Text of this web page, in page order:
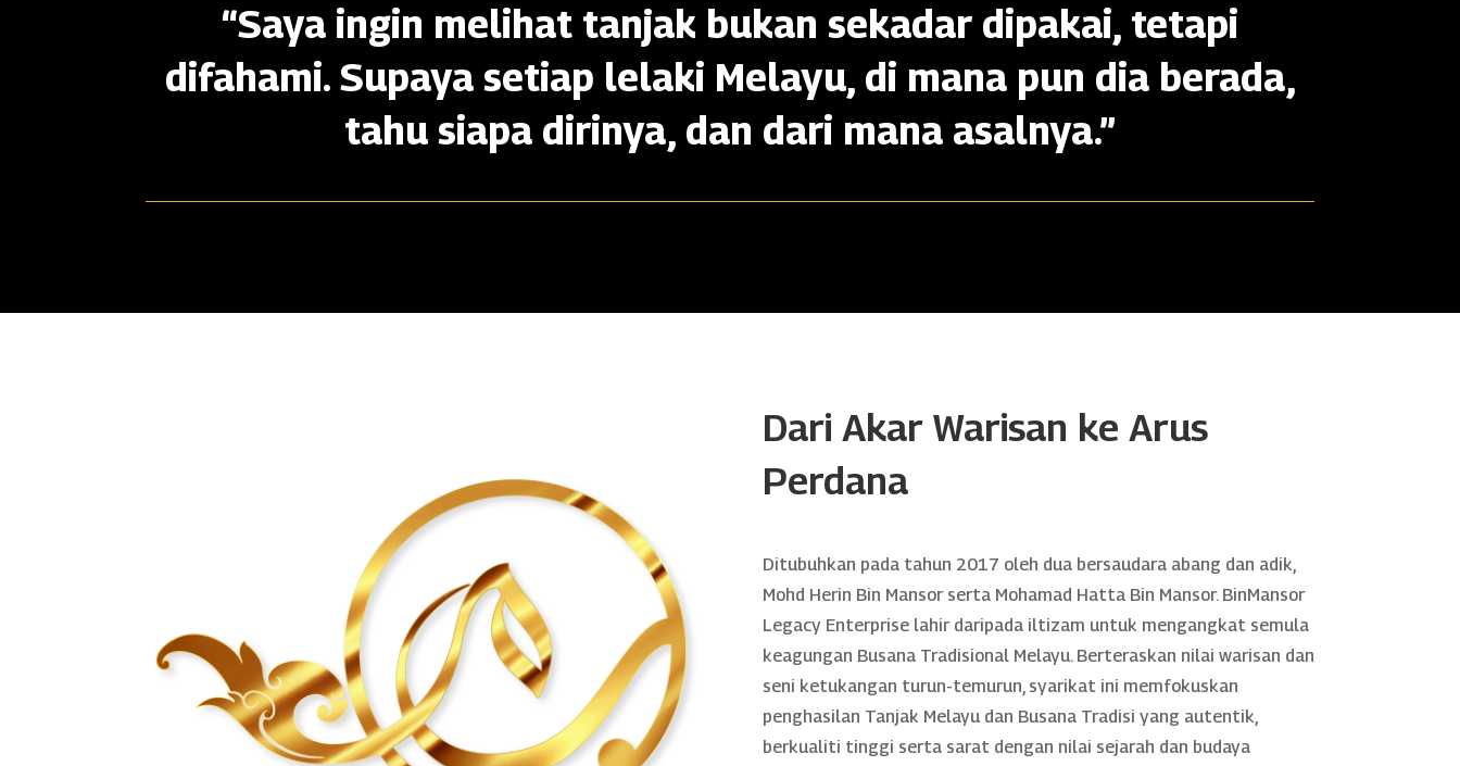
“Saya ingin melihat tanjak bukan sekadar dipakai, tetapi
difahami. Supaya setiap lelaki Melayu, di mana pun dia berada,
tahu siapa dirinya, dan dari mana asalnya.”
Dari Akar Warisan ke Arus
Perdana
Ditubuhkan pada tahun 2017 oleh dua bersaudara abang dan adik,
Mohd Herin Bin Mansor serta Mohamad Hatta Bin Mansor. BinMansor
Legacy Enterprise lahir daripada iltizam untuk mengangkat semula
keagungan Busana Tradisional Melayu. Berteraskan nilai warisan dan
seni ketukangan turun-temurun, syarikat ini memfokuskan
penghasilan Tanjak Melayu dan Busana Tradisi yang autentik,
berkualiti tinggi serta sarat dengan nilai sejarah dan budaya